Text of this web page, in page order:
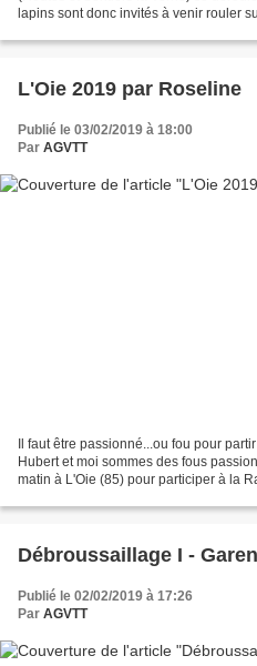
lapins sont donc invités à venir rouler
L'Oie 2019 par Roseline
Publié le 03/02/2019 à 18:00
Par AGVTT
Il faut être passionné...ou fou pour
Hubert et moi sommes des fous
matin à L'Oie (85) pour participer à la
Débroussaillage I -
Publié le 02/02/2019 à 17:26
Par AGVTT